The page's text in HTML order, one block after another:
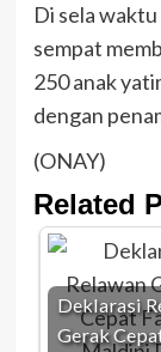
Di sela
sempat
250 anak
dengan
(ONAY)
Related
Deklarasi
Gerak